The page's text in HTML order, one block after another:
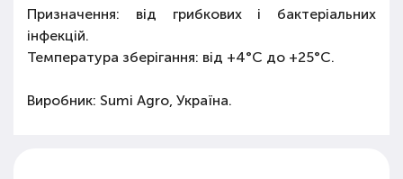
Призначення: від грибкових і бактеріальних
інфекцій.
Температура зберігання: від +4°C до +25°C.
Виробник: Sumi Agro, Україна.